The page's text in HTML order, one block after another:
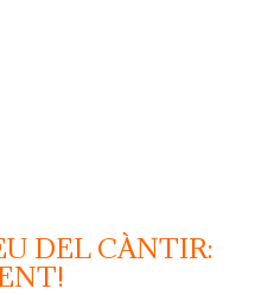
les meves
DEL CÀNTIR: